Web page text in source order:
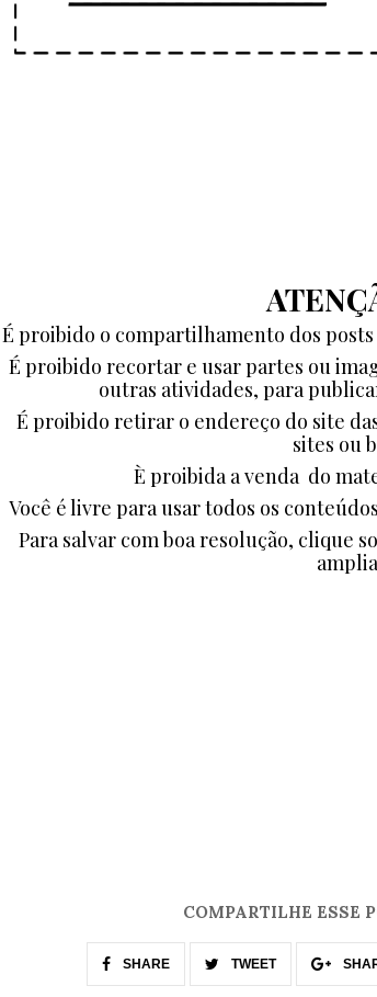
É proibido o compartilhamento dos
É proibido recortar e usar partes ou
outras atividades, para
É proibido retirar o endereço do site
sites ou
È proibida a venda do
Você é livre para usar todos os
Para salvar com boa resolução, clique
COMPARTILHE ESSE
SHARE TWEET